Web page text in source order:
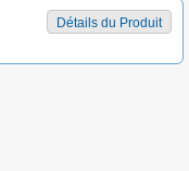
Détails du Produit